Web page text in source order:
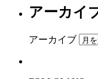
アーカイ
アーカイブ